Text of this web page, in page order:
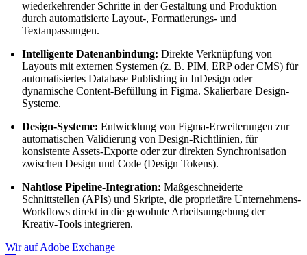
wiederkehrender Schritte in der Gestaltung und Produktion
durch automatisierte Layout-, Formatierungs- und
Textanpassungen.
Intelligente Datenanbindung: Direkte Verknüpfung von
Layouts mit externen Systemen (z. B. PIM, ERP oder CMS) für
automatisiertes Database Publishing in InDesign oder
dynamische Content-Befüllung in Figma. Skalierbare Design-
Systeme.
Design-Systeme: Entwicklung von Figma-Erweiterungen zur
automatischen Validierung von Design-Richtlinien, für
konsistente Assets-Exporte oder zur direkten Synchronisation
zwischen Design und Code (Design Tokens).
Nahtlose Pipeline-Integration: Maßgeschneiderte
Schnittstellen (APIs) und Skripte, die proprietäre Unternehmens-
Workflows direkt in die gewohnte Arbeitsumgebung der
Kreativ-Tools integrieren.
Wir auf Adobe Exchange